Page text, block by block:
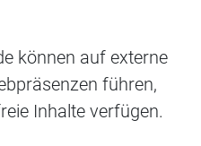
können auf externe
führen,
Inhalte verfügen.